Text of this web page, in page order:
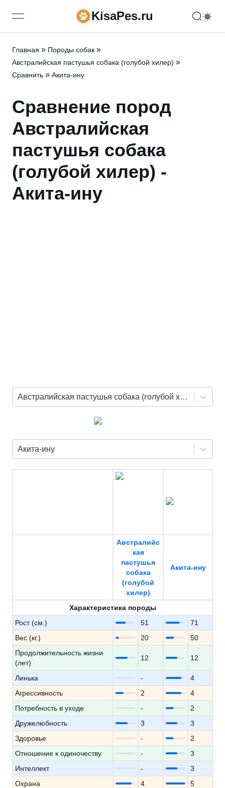
open navigation menuKisaPes.ru
Главная » Породы собак »
Австралийская пастушья собака (голубой хилер) »
Сравнить » Акита-ину
Сравнение пород
Австралийская
пастушья собака
(голубой хилер) -
Акита-ину
Австралийская пастушья собака (голубой хилер)
Акита-ину
Австралийс
кая
пастушья
собака
(голубой
хилер)
Акита-ину
Характеристика породы
Рост (см.)
51
71
Вес (кг.)
20
50
Продолжительность жизни
(лет)
12 12
Линька -
4
Агрессивность
2
4
Потребность в уходе
-
2
Дружелюбность
3
3
Здоровье
-
2
Отношение к одиночеству
-
3
Интеллект
-
3
Охрана
4
5